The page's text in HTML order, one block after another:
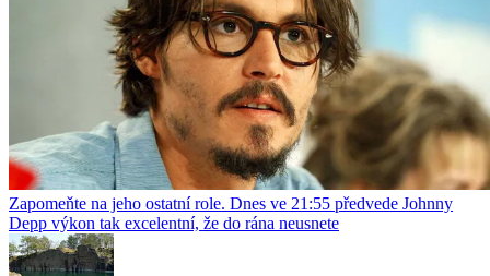
Zapomeňte na jeho ostatní role. Dnes ve 21:55 předvede Johnny
Depp výkon tak excelentní, že do rána neusnete